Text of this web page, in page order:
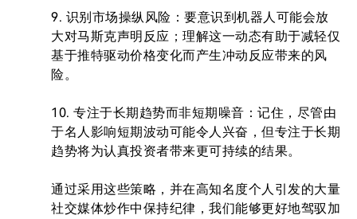
9. 识别市场操纵风险：要意识到机器人可能会放
大对马斯克声明反应；理解这一动态有助于减轻仅
基于推特驱动价格变化而产生冲动反应带来的风
险。
10. 专注于长期趋势而非短期噪音：记住，尽管由
于名人影响短期波动可能令人兴奋，但专注于长期
趋势将为认真投资者带来更可持续的结果。
通过采用这些策略，并在高知名度个人引发的大量
社交媒体炒作中保持纪律，我们能够更好地驾驭加